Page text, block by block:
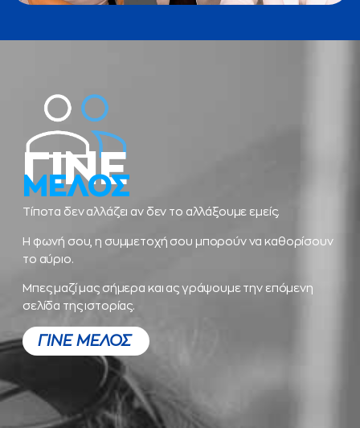
ΓΙΝΕ
ΜΕΛΟΣ
Τίποτα δεν αλλάζει αν δεν το αλλάξουμε εμείς.
Η φωνή σου, η συμμετοχή σου μπορούν να καθορίσουν
το αύριο.
Μπες μαζί μας σήμερα και ας γράψουμε την επόμενη
σελίδα της ιστορίας.
ΓΙΝΕ ΜΕΛΟΣ